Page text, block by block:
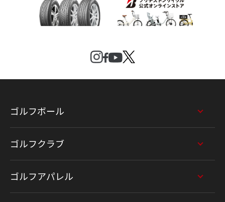
ゴルフボール
ゴルフクラブ
ゴルフアパレル